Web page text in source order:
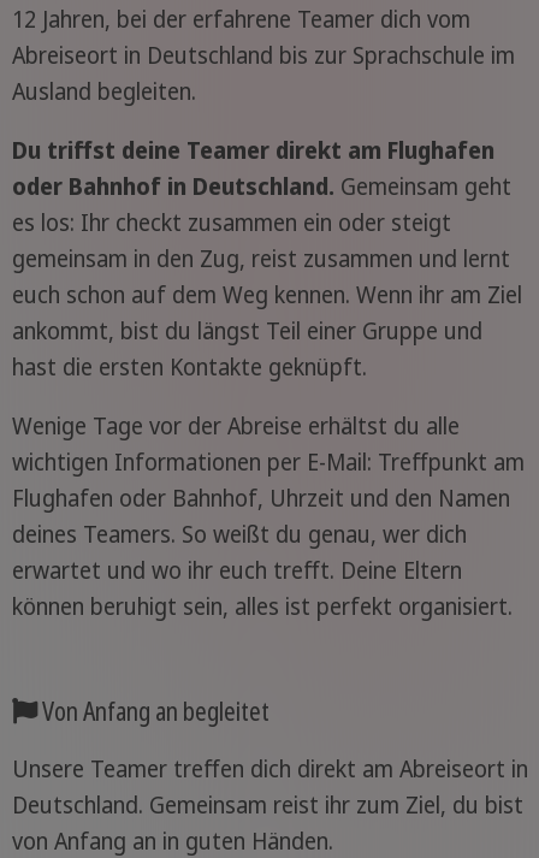
12 Jahren, bei der erfahrene Teamer dich vom
Abreiseort in Deutschland bis zur Sprachschule im
Ausland begleiten.
Du triffst deine Teamer direkt am Flughafen
oder Bahnhof in Deutschland. Gemeinsam geht
es los: Ihr checkt zusammen ein oder steigt
gemeinsam in den Zug, reist zusammen und lernt
euch schon auf dem Weg kennen. Wenn ihr am Ziel
ankommt, bist du längst Teil einer Gruppe und
hast die ersten Kontakte geknüpft.
Wenige Tage vor der Abreise erhältst du alle
wichtigen Informationen per E-Mail: Treffpunkt am
Flughafen oder Bahnhof, Uhrzeit und den Namen
deines Teamers. So weißt du genau, wer dich
erwartet und wo ihr euch trefft. Deine Eltern
können beruhigt sein, alles ist perfekt organisiert.
Von Anfang an begleitet
Unsere Teamer treffen dich direkt am Abreiseort in
Deutschland. Gemeinsam reist ihr zum Ziel, du bist
von Anfang an in guten Händen.